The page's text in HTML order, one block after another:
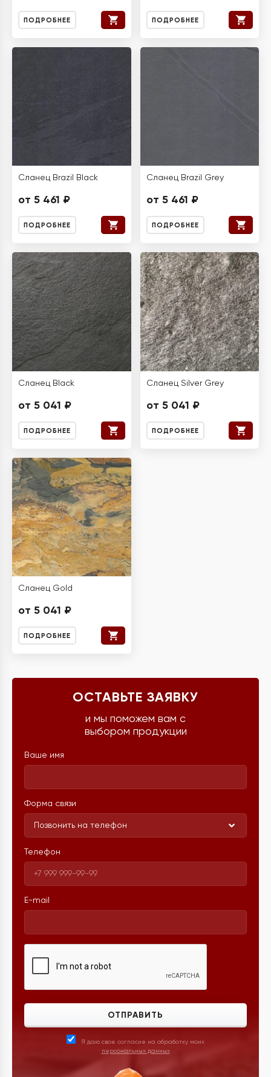
ПОДРОБНЕЕ ПОДРОБНЕЕ
Сланец Brazil Black
от 5 461 ₽
ПОДРОБНЕЕ
Сланец Brazil Grey
от 5 461 ₽
ПОДРОБНЕЕ
Сланец Black
от 5 041 ₽
ПОДРОБНЕЕ
Сланец Silver Grey
от 5 041 ₽
ПОДРОБНЕЕ
Сланец Gold
от 5 041 ₽
ПОДРОБНЕЕ
ОСТАВЬТЕ ЗАЯВКУ
и мы поможем вам с
выбором продукции
Ваше имя
Форма связи
Позвонить на телефон
Телефон
E-mail
ОТПРАВИТЬ
Я даю свое согласие на обработку моих
персональных данных